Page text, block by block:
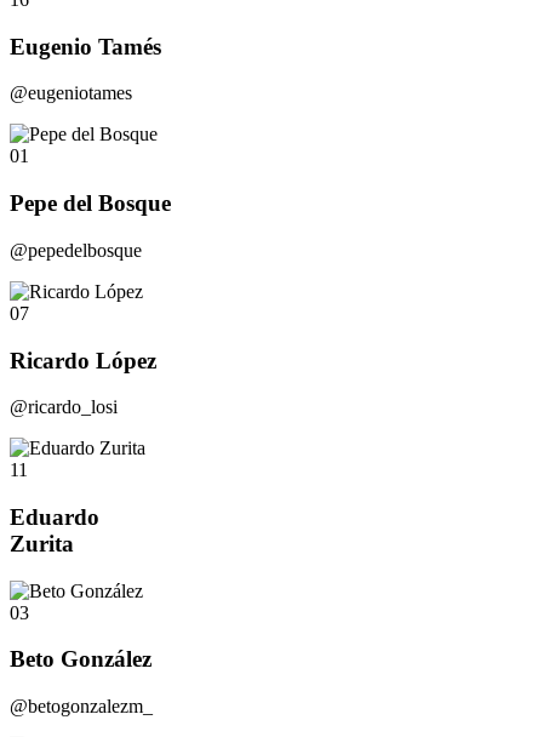
Eugenio Tamés
@eugeniotames
01
Pepe del Bosque
@pepedelbosque
07
Ricardo López
@ricardo_losi
11
Eduardo
Zurita
03
Beto González
@betogonzalezm_